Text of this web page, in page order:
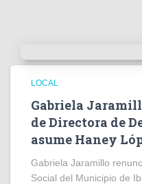
LOCAL
Gabriela
de Directora de
asume Haney
Gabriela Jaramillo
Social del Municipio de